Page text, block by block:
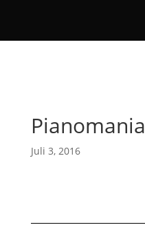
Pianomania
Juli 3, 2016